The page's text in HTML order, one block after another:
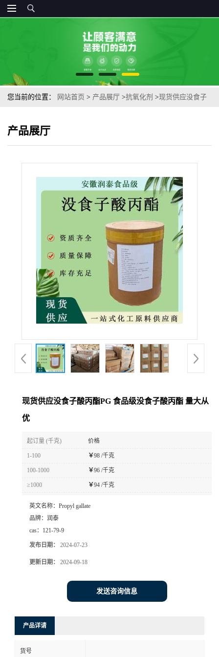
您当前的位置： 网站首页 > 产品展厅 >抗氧化剂 >现货供应没食子
产品展厅
现货供应没食子酸丙酯PG 食品级没食子酸丙酯 量大从
优
起订量 (千克) 价格
1-100 ￥98 /千克
100-1000 ￥96 /千克
≥1000 ￥94 /千克
英文名称： Propyl gallate
品牌： 润泰
cas： 121-79-9
发布日期： 2024-07-23
更新日期： 2024-09-18
发送咨询信息
产品详请
货号